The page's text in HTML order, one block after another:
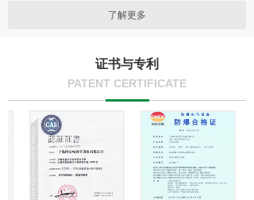
了解更多
证书与专利
PATENT CERTIFICATE